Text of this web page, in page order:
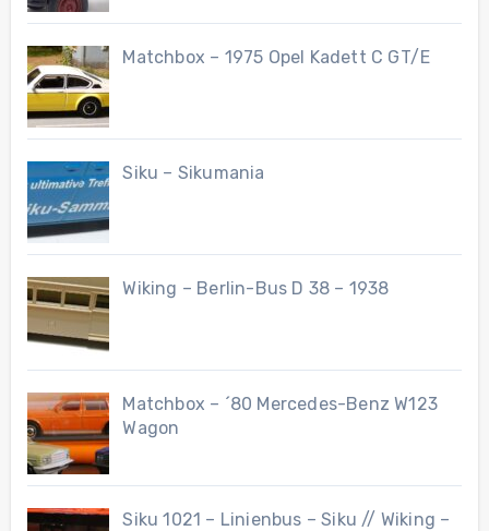
Matchbox – 1975 Opel Kadett C GT/E
Siku – Sikumania
Wiking – Berlin-Bus D 38 – 1938
Matchbox – ´80 Mercedes-Benz W123
Wagon
Siku 1021 – Linienbus – Siku // Wiking –